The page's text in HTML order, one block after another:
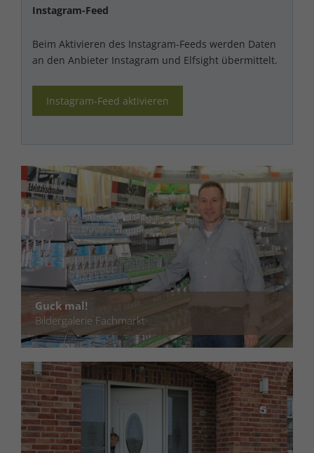
Instagram-Feed
Beim Aktivieren des Instagram-Feeds werden Daten
an den Anbieter Instagram und Elfsight übermittelt.
Instagram-Feed aktivieren
Guck mal!
Bildergalerie Fachmarkt